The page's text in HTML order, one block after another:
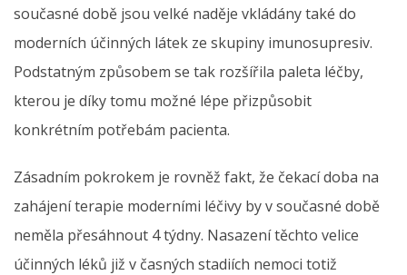
současné době jsou velké naděje vkládány také do
moderních účinných látek ze skupiny imunosupresiv.
Podstatným způsobem se tak rozšířila paleta léčby,
kterou je díky tomu možné lépe přizpůsobit
konkrétním potřebám pacienta.
Zásadním pokrokem je rovněž fakt, že čekací doba na
zahájení terapie moderními léčivy by v současné době
neměla přesáhnout 4 týdny. Nasazení těchto velice
účinných léků již v časných stadiích nemoci totiž